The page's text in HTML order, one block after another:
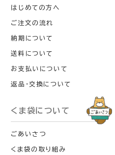
はじめての方へ
ご注文の流れ
納期について
送料について
お支払いについて
返品・交換について
くま袋について
ごあいさつ
くま袋の取り組み